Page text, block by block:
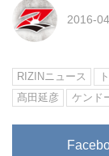
2016-
RIZINニュース
髙田延彦
ケンド